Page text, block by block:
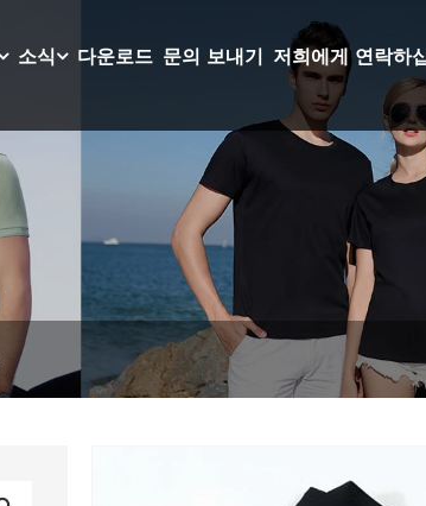
소식 다운로드 문의 보내기 저희에게 연락하